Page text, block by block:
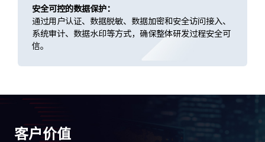
安全可控的数据保护：
通过用户认证、数据脱敏、数据加密和安全访问接入、
系统审计、数据水印等方式，确保整体研发过程安全可
信。
客户价值